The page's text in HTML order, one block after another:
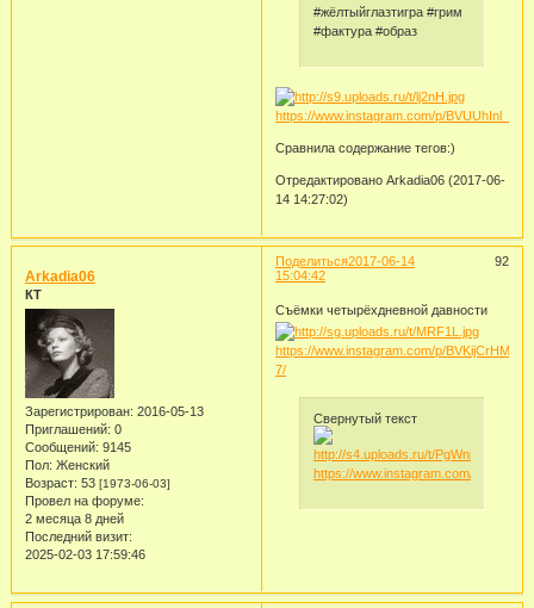
#жёлтыйглазтигра #грим
#фактура #образ
https://www.instagram.com/p/BVUUhInl_WO/
Сравнила содержание тегов:)
Отредактировано Arkadia06 (2017-06-
14 14:27:02)
Поделиться 92
2017-06-14
15:04:42
Arkadia06
КТ
Зарегистрирован: 2016-05-13
Приглашений: 0
Сообщений: 9145
Пол: Женский
Возраст: 53 [1973-06-03]
Провел на форуме:
2 месяца 8 дней
Последний визит:
2025-02-03 17:59:46
Съёмки четырёхдневной давности
https://www.instagram.com/p/BVKijCrHM-
7/
Свернутый текст
https://www.instagram.com/p/